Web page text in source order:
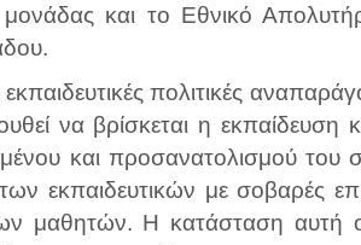
και το Εθνικό
πολιτικές
να βρίσκεται η εκπαίδευση
και προσανατολισμού του
εκπαιδευτικών με σοβαρές
μαθητών. Η κατάσταση αυτή